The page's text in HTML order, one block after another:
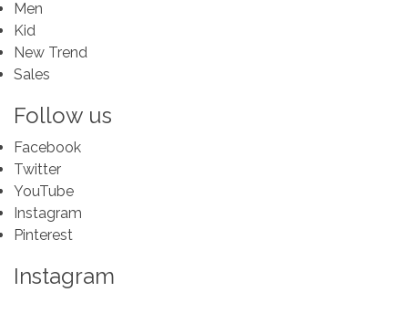
Men
Kid
New Trend
Sales
Follow us
Facebook
Twitter
YouTube
Instagram
Pinterest
Instagram